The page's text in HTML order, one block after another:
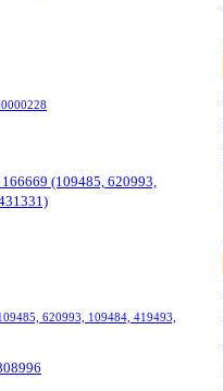
620993, 109484, 419493,